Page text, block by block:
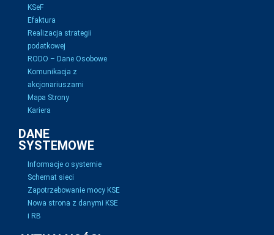
KSeF
Efaktura
Realizacja strategii
podatkowej
RODO – Dane Osobowe
Komunikacja z
akcjonariuszami
Mapa Strony
Kariera
DANE
SYSTEMOWE
Informacje o systemie
Schemat sieci
Zapotrzebowanie mocy KSE
Nowa strona z danymi KSE
i RB